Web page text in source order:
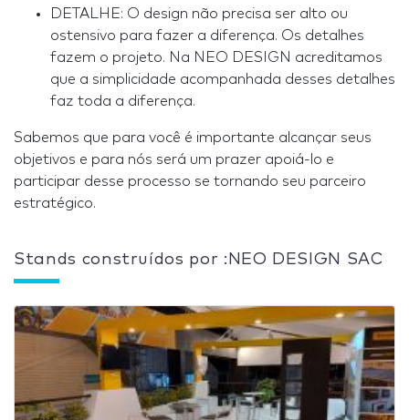
DETALHE: O design não precisa ser alto ou
ostensivo para fazer a diferença. Os detalhes
fazem o projeto. Na NEO DESIGN acreditamos
que a simplicidade acompanhada desses detalhes
faz toda a diferença.
Sabemos que para você é importante alcançar seus
objetivos e para nós será um prazer apoiá-lo e
participar desse processo se tornando seu parceiro
estratégico.
Stands construídos por :NEO DESIGN SAC